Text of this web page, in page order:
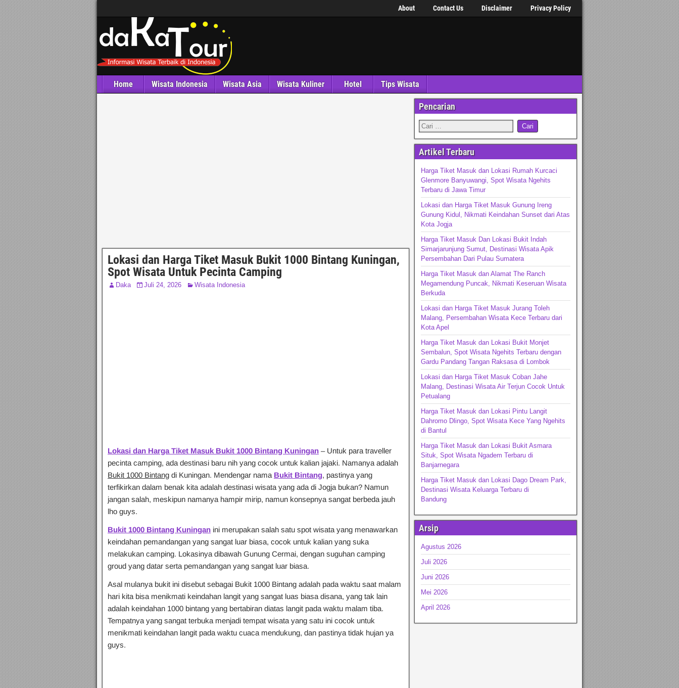
About Contact Us Disclaimer Privacy Policy
Home Wisata Indonesia Wisata Asia Wisata Kuliner Hotel Tips Wisata
Lokasi dan Harga Tiket Masuk Bukit 1000 Bintang Kuningan,
Spot Wisata Untuk Pecinta Camping
Daka Juli 24, 2026 Wisata Indonesia
Lokasi dan Harga Tiket Masuk Bukit 1000 Bintang Kuningan – Untuk para traveller
pecinta camping, ada destinasi baru nih yang cocok untuk kalian jajaki. Namanya adalah
Bukit 1000 Bintang di Kuningan. Mendengar nama Bukit Bintang, pastinya yang
terfikirkan dalam benak kita adalah destinasi wisata yang ada di Jogja bukan? Namun
jangan salah, meskipun namanya hampir mirip, namun konsepnya sangat berbeda jauh
lho guys.
Bukit 1000 Bintang Kuningan ini merupakan salah satu spot wisata yang menawarkan
keindahan pemandangan yang sangat luar biasa, cocok untuk kalian yang suka
melakukan camping. Lokasinya dibawah Gunung Cermai, dengan suguhan camping
groud yang datar serta pemandangan yang sangat luar biasa.
Asal mulanya bukit ini disebut sebagai Bukit 1000 Bintang adalah pada waktu saat malam
hari kita bisa menikmati keindahan langit yang sangat luas biasa disana, yang tak lain
adalah keindahan 1000 bintang yang bertabiran diatas langit pada waktu malam tiba.
Tempatnya yang sangat terbuka menjadi tempat wisata yang satu ini cocok untuk
menikmati keindahan langit pada waktu cuaca mendukung, dan pastinya tidak hujan ya
guys.
Pencarian
Artikel Terbaru
Harga Tiket Masuk dan Lokasi Rumah Kurcaci
Glenmore Banyuwangi, Spot Wisata Ngehits
Terbaru di Jawa Timur
Lokasi dan Harga Tiket Masuk Gunung Ireng
Gunung Kidul, Nikmati Keindahan Sunset dari Atas
Kota Jogja
Harga Tiket Masuk Dan Lokasi Bukit Indah
Simarjarunjung Sumut, Destinasi Wisata Apik
Persembahan Dari Pulau Sumatera
Harga Tiket Masuk dan Alamat The Ranch
Megamendung Puncak, Nikmati Keseruan Wisata
Berkuda
Lokasi dan Harga Tiket Masuk Jurang Toleh
Malang, Persembahan Wisata Kece Terbaru dari
Kota Apel
Harga Tiket Masuk dan Lokasi Bukit Monjet
Sembalun, Spot Wisata Ngehits Terbaru dengan
Gardu Pandang Tangan Raksasa di Lombok
Lokasi dan Harga Tiket Masuk Coban Jahe
Malang, Destinasi Wisata Air Terjun Cocok Untuk
Petualang
Harga Tiket Masuk dan Lokasi Pintu Langit
Dahromo Dlingo, Spot Wisata Kece Yang Ngehits
di Bantul
Harga Tiket Masuk dan Lokasi Bukit Asmara
Situk, Spot Wisata Ngadem Terbaru di
Banjarnegara
Harga Tiket Masuk dan Lokasi Dago Dream Park,
Destinasi Wisata Keluarga Terbaru di
Bandung
Arsip
Agustus 2026
Juli 2026
Juni 2026
Mei 2026
April 2026